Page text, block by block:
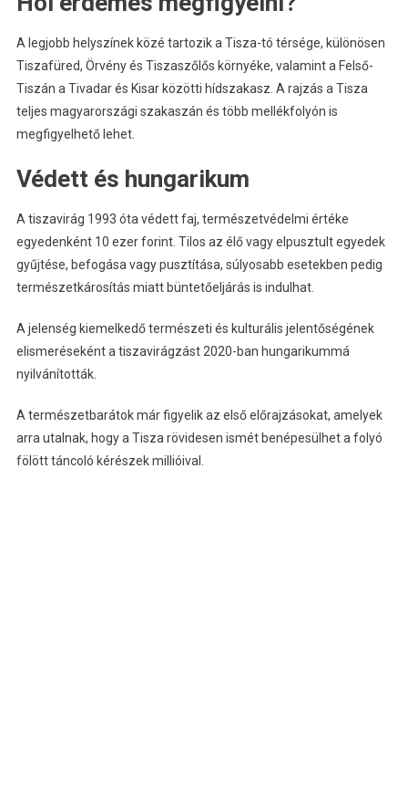
A legjobb helyszínek közé tartozik a Tisza-tó térsége, különösen
Tiszafüred, Örvény és Tiszaszőlős környéke, valamint a Felső-
Tiszán a Tivadar és Kisar közötti hídszakasz. A rajzás a Tisza
teljes magyarországi szakaszán és több mellékfolyón is
megfigyelhető lehet.
Védett és hungarikum
A tiszavirág 1993 óta védett faj, természetvédelmi értéke
egyedenként 10 ezer forint. Tilos az élő vagy elpusztult egyedek
gyűjtése, befogása vagy pusztítása, súlyosabb esetekben pedig
természetkárosítás miatt büntetőeljárás is indulhat.
A jelenség kiemelkedő természeti és kulturális jelentőségének
elismeréseként a tiszavirágzást 2020-ban hungarikummá
nyilvánították.
A természetbarátok már figyelik az első előrajzásokat, amelyek
arra utalnak, hogy a Tisza rövidesen ismét benépesülhet a folyó
fölött táncoló kérészek millióival.